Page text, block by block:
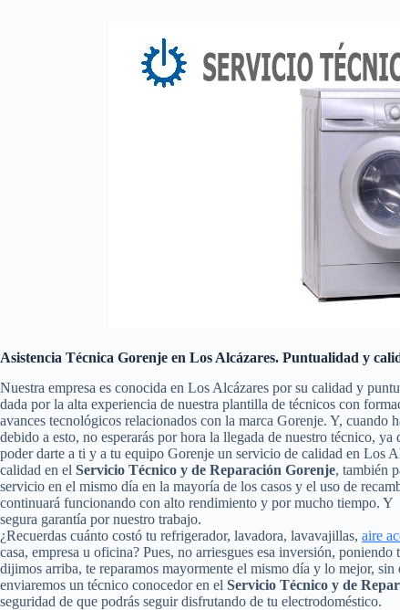
Asistencia Técnica Gorenje en Los Alcázares. Puntualidad y
Nuestra empresa es conocida en Los Alcázares por su calidad y
dada por la alta experiencia de nuestra plantilla de técnicos con
avances tecnológicos relacionados con la marca Gorenje. Y, cuando
debido a esto, no esperarás por hora la llegada de nuestro técnico,
poder darte a ti y a tu equipo Gorenje un servicio de calidad en Los
calidad en el Servicio Técnico y de Reparación Gorenje, también
servicio en el mismo día en la mayoría de los casos y el uso de
continuará funcionando con alto rendimiento y por mucho tiempo.
segura garantía por nuestro trabajo.
¿Recuerdas cuánto costó tu refrigerador, lavadora, lavavajillas, aire
casa, empresa u oficina? Pues, no arriesgues esa inversión,
dijimos arriba, te reparamos mayormente el mismo día y lo mejor,
enviaremos un técnico conocedor en el Servicio Técnico y de
seguridad de que podrás seguir disfrutando de tu electrodoméstico.